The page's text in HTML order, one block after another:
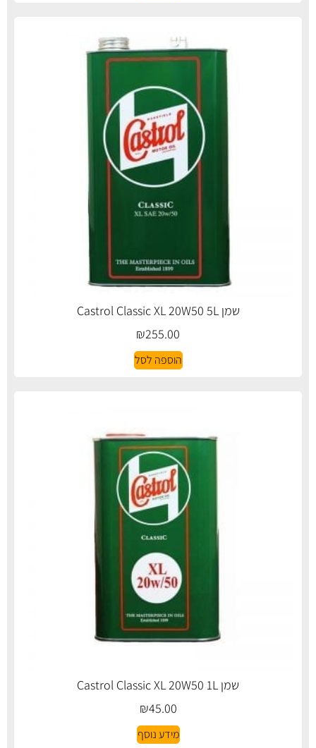
שמן Castrol Classic XL 20W50 5L
₪255.00
הוספה לסל
שמן Castrol Classic XL 20W50 1L
₪45.00
מידע נוסף